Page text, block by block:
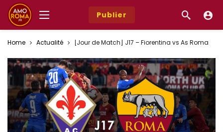
Publier
Home Actualité [Jour de Match] J17 – Fiorentina vs As Roma